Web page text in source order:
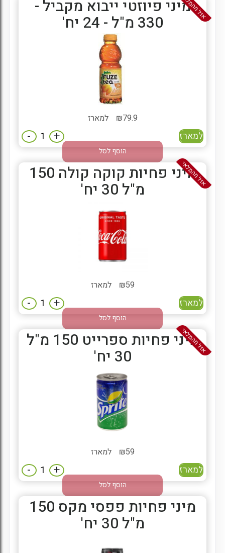
אזל מהמלאימיני פיוזטי ייבוא מקביל -
330 מ"ל - 24 יח'
79.9
₪ למארז
למארז +
-
הוסף לסל
אזל מהמלאי מיני פחיות קוקה קולה 150
מ"ל 30 יח'
59
₪ למארז
למארז +
-
הוסף לסל
אזל מהמלאי מיני פחיות ספרייט 150 מ"ל
30 יח'
59
₪ למארז
למארז +
-
הוסף לסל
מיני פחיות פפסי מקס 150
מ"ל 30 יח'